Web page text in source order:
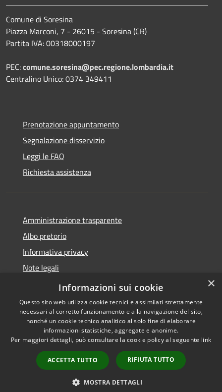
Comune di Soresina
Piazza Marconi, 7 - 26015 - Soresina (CR)
Partita IVA: 00318000197
PEC:comune.soresina@pec.regione.lombardia.it
Centralino Unico: 0374 349411
Prenotazione appuntamento
Segnalazione disservizio
Leggi le FAQ
Richiesta assistenza
Amministrazione trasparente
Albo pretorio
Informativa privacy
Note legali
Dichiarazione di accessibilità
Accessibilità
Copyright © 2026 • Comune di
Soresina • Powered by
Municipium•
Accesso
redazione
×
Informazioni sui cookie
Questo sito web utilizza cookie tecnici e assimilati strettamente
necessari al corretto funzionamento e alla navigazione del sito,
nonché un cookie tecnico analitico al solo fine di elaborare
informazioni statistiche, aggregate e anonime.
Per maggiori dettagli, può consultare la cookie policy al seguente link
ACCETTA TUTTO RIFIUTA TUTTO
MOSTRA DETTAGLI